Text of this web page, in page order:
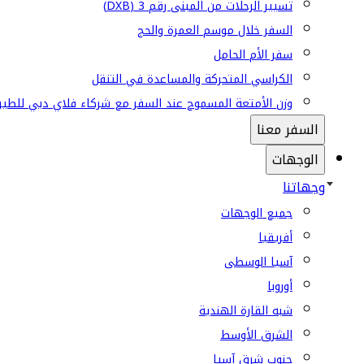
تسيير الرحلات من المبنى رقم 3 (DXB)
السفر خلال موسم العمرة والحج
سفر الأم الحامل
الكراسي المتحركة والمساعدة في التنقل
وزن الأمتعة المسموح عند السفر مع شركاء فلاي دبي
السفر معنا
الوجهات
وجهاتنا
جميع الوجهات
أفريقيا
آسيا الوسطى
أوروبا
شبه القارة الهندية
الشرق الأوسط
جنوب شرق آسيا